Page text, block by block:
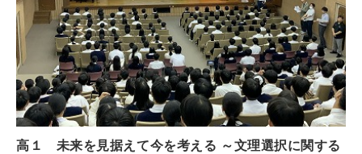
高１ 未来を見据えて今を考える ～文理選択に関する